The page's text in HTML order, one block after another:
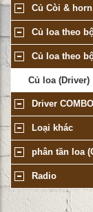
Củ Còi & horn
Củ loa theo
Củ loa theo
Củ loa (Driver)
Driver COMBO
Loại khác
phân tần loa
Radio